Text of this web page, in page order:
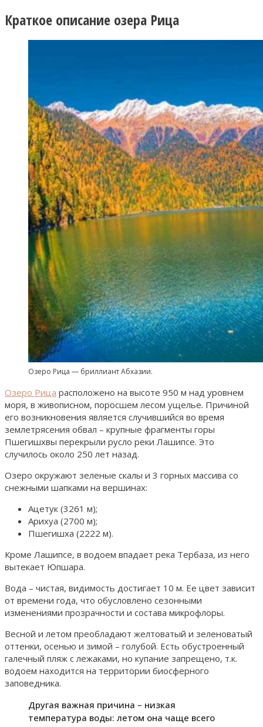
Краткое описание озера Рица
Озеро Рица — бриллиант Абхазии.
Озеро Рица расположено на высоте 950 м над уровнем
моря, в живописном, поросшем лесом ущелье. Причиной
его возникновения является случившийся во время
землетрясения обвал – крупные фрагменты горы
Пшегишхвы перекрыли русло реки Лашипсе. Это
случилось около 250 лет назад.
Озеро окружают зеленые скалы и 3 горных массива со
снежными шапками на вершинах:
Ацетук (3261 м);
Арихуа (2700 м);
Пшегишха (2222 м).
Кроме Лашипсе, в водоем впадает река Тербаза, из него
вытекает Юпшара.
Вода – чистая, видимость достигает 10 м. Ее цвет зависит
от времени года, что обусловлено сезонными
изменениями прозрачности и состава микрофлоры.
Весной и летом преобладают желтоватый и зеленоватый
оттенки, осенью и зимой – голубой. Есть обустроенный
галечный пляж с лежаками, но купание запрещено, т.к.
водоем находится на территории биосферного
заповедника.
Другая важная причина – низкая
температура воды: летом она чаще всего